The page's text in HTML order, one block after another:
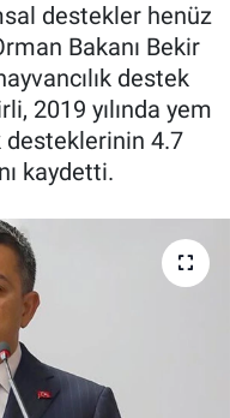
destekler henüz
Bakanı Bekir
destek
2019 yılında yem
desteklerinin 4.7
kaydetti.